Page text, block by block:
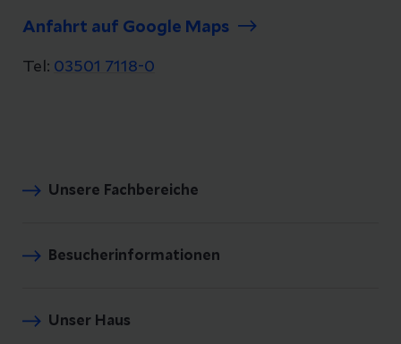
Anfahrt auf Google Maps
Tel: 03501 7118-0
Unsere Fachbereiche
Besucherinformationen
Unser Haus